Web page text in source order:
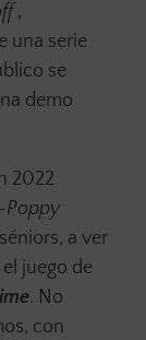
,
una serie
se
demo
2022
Poppy
a ver
juego de
. No
con